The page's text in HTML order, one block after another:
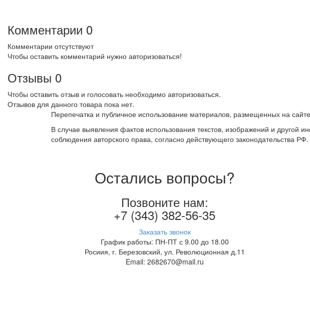
Комментарии 0
Комментарии отсутствуют
Чтобы оставить комментарий нужно авторизоваться!
Отзывы 0
Чтобы оcтавить отзыв и голосовать необходимо авторизоваться.
Отзывов для данного товара пока нет.
Перепечатка и публичное использование материалов, размещенных на
В случае выявления фактов использования текстов, изображений и
соблюдения авторского права, согласно действующего законодательства РФ.
Остались вопросы?
Позвоните нам:
+7 (343) 382-56-35
Заказать звонок
График работы: ПН-ПТ с 9.00 до 18.00
Росиия, г. Березовский, ул. Революционная д.11
Email: 2682670@mail.ru